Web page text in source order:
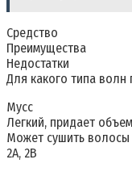
Средство
Преимущества
Недостатки
Для какого типа волн
Мусс
Легкий, придает объем
Может сушить волосы
2A, 2B